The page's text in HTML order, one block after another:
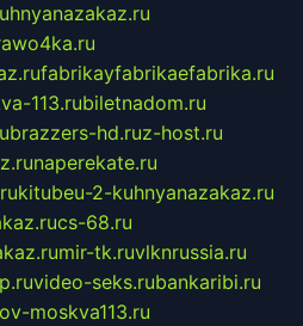
fabrikayfabrikaefabrika.ru
113.rubiletnadom.ru
brazzers-hd.ruz-host.ru
naperekate.ru
kitubeu-2-kuhnyanazakaz.ru
cs-68.ru
mir-tk.ruvlknrussia.ru
video-seks.rubankaribi.ru
moskva113.ru